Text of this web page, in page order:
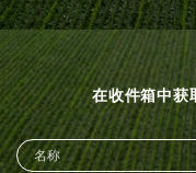
在收件箱中获